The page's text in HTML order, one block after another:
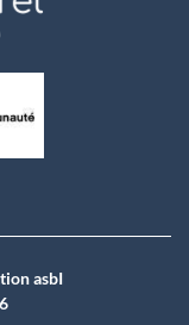
asbI